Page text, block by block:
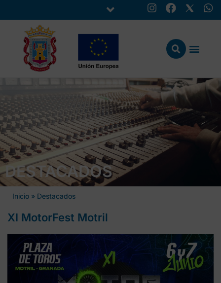
DESTACADOS
Inicio » Destacados
XI MotorFest Motril